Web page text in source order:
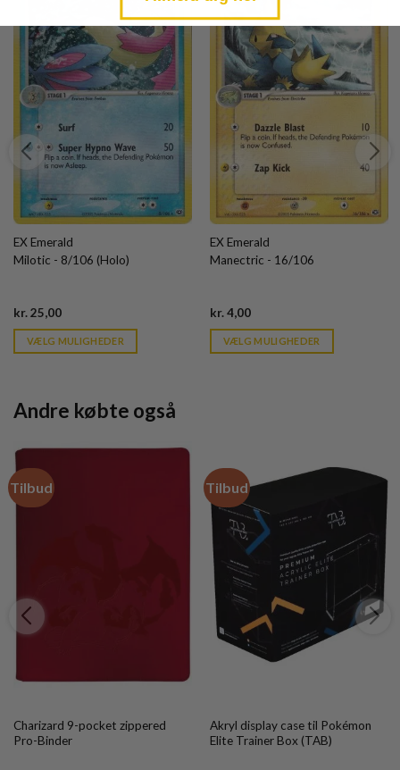
EX Emerald
Milotic - 8/106 (Holo)
kr.25,00Current
is:
kr. 39,95.
VÆLG MULIGHEDER
EX Emerald
Manectric - 16/106
kr.4,00Current
is:
kr. 39,95.
VÆLG MULIGHEDER
Andre købte også
Tilbud
Charizard 9-pocket zippered
Pro-Binder
Tilbud
Akryl display case til Pokémon
Elite Trainer Box (TAB)